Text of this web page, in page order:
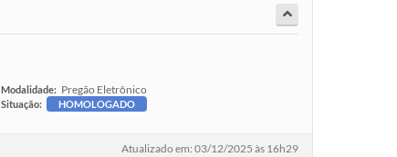
Modalidade: Pregão Eletrônico
Situação: HOMOLOGADO
Atualizado em: 03/12/2025 às 16h29